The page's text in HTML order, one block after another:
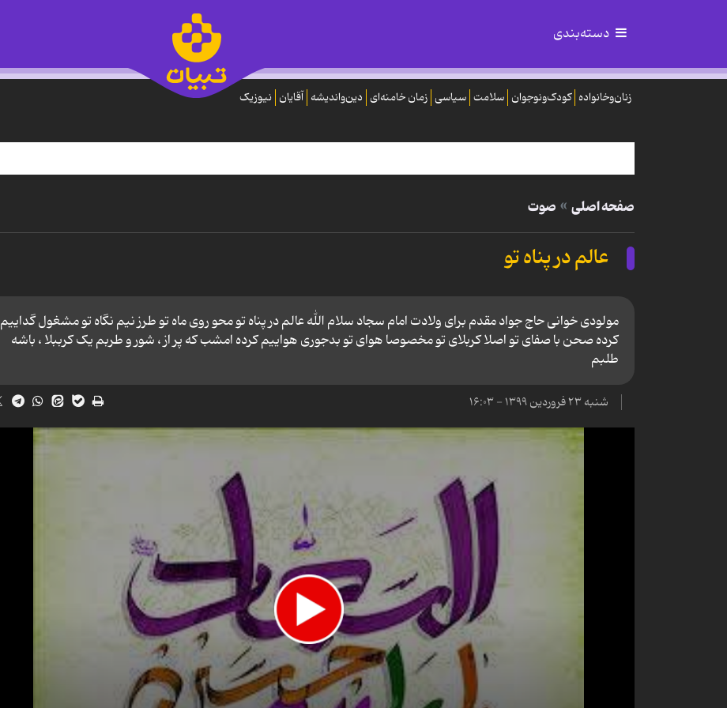
دسته‌بندی
زنان‌وخانواده کودک‌ونوجوان سلامت سیاسی زمان خامنه‌ای دین‌واندیشه آقایان نیوزیک
صفحه اصلی صوت
عالم در پناه تو
مولودی خوانی حاج جواد مقدم برای ولادت امام سجاد سلام الله عالم در پناه تو محو روی ماه تو طرز نیم نگاه تو مشغول گداییم
کرده صحن با صفای تو اصلا کربلای تو مخصوصا هوای تو بدجوری هواییم کرده امشب که پر از ، شور و طربم یک کرببلا ، باشه
طلبم
شنبه ۲۳ فروردین ۱۳۹۹ - ۱۶:۰۳